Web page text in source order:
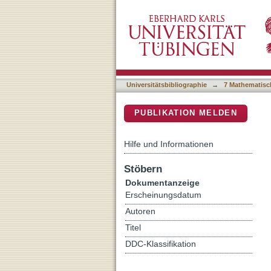
Combined treatment
IV melanoma-safety
Universitätsbibliographie → 7
PUBLIKATION MELDEN
Hilfe und Informationen
Stöbern
Dokumentanzeige
Erscheinungsdatum
Autoren
Titel
DDC-Klassifikation